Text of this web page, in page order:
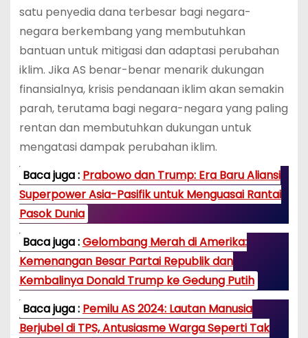
satu penyedia dana terbesar bagi negara-
negara berkembang yang membutuhkan
bantuan untuk mitigasi dan adaptasi perubahan
iklim. Jika AS benar-benar menarik dukungan
finansialnya, krisis pendanaan iklim akan semakin
parah, terutama bagi negara-negara yang paling
rentan dan membutuhkan dukungan untuk
mengatasi dampak perubahan iklim.
Baca juga : Prabowo dan Trump: Era Baru Aliansi
Superpower Asia-Pasifik untuk Menguasai Rantai
Pasok Dunia
Baca juga :Gelombang Merah di Amerika:
Kemenangan Besar Partai Republik dan
Kembalinya Donald Trump ke Gedung Putih
Baca juga : Pemilu AS 2024: Lautan Manusia
Berjubel di TPS, Antusiasme Warga Seperti Tak